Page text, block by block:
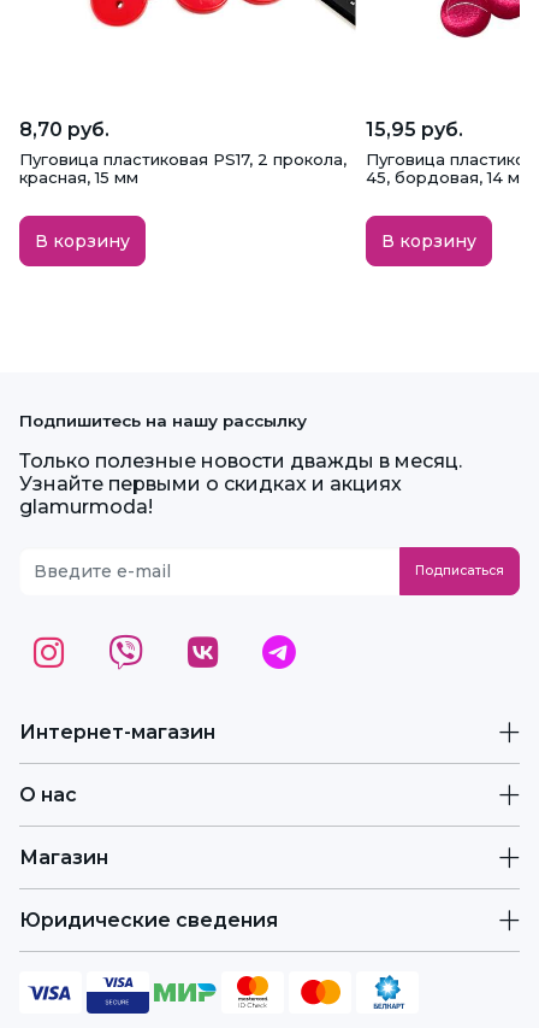
8,70 руб.
Пуговица пластиковая PS17, 2 прокола,
красная, 15 мм
В корзину
15,95 руб.
Пуговица
45, бордовая, 14 мм
В корзину
Интернет-магазин
О нас
Магазин
Юридические сведения
Подпишитесь на нашу рассылку
Только полезные новости дважды в месяц.
Узнайте первыми о скидках и акциях
glamurmoda!